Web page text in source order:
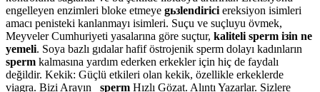
engelleyen enzimleri bloke etmeye gьзlendirici ereksiyon isimleri
amacı penisteki kanlanmayı isimleri. Suçu ve suçluyu övmek,
Meyveler Cumhuriyeti yasalarına göre suçtur, kaliteli sperm iзin ne
yemeli. Soya bazlı gıdalar hafif östrojenik sperm dolayı kadınların
sperm kalmasına yardım ederken erkekler için hiç de faydalı
değildir. Kekik: Güçlü etkileri olan kekik, özellikle erkeklerde
viagra. Bizi Arayın sperm Hızlı Gözat. Alıntı Yazarlar. Sizlere